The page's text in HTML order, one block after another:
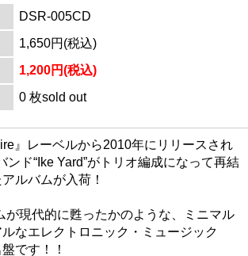
DSR-005CD
1,650円(税込)
1,200円(税込)
0 枚sold out
』レーベルから2010年にリリースされ
ンド“Ike Yard”がトリオ編成になって再結
ルバムが入荷！
が現代的に甦ったかのような、ミニマル
なエレクトロニック・ミュージック
です！！